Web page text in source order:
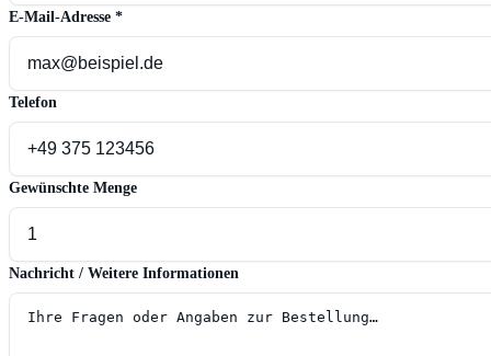
E-Mail-Adresse *
Telefon
Gewünschte Menge
Nachricht / Weitere Informationen